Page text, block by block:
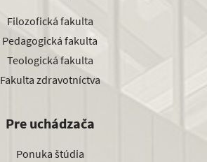
Filozofická fakulta
Pedagogická fakulta
Teologická fakulta
Fakulta zdravotníctva
Pre uchádzača
Ponuka štúdia